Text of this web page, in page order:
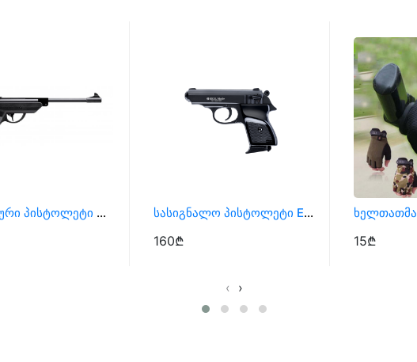
Პნევმატური Პისტოლეტი Snowpeak SP500 , Ტირის Პისტოლეტი Სასიგნალო Პისტოლეტი Ekol Major Სტარტოვკა
160₾ 15₾
‹ ›